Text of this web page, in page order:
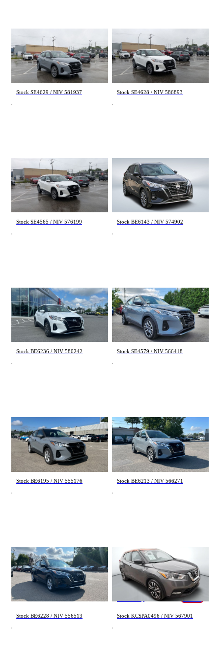
Réinitialiser
(41)
Nissan Kicks
SV 2024
34 024 km
22 895 $
Stock SE4629 / NIV 581937
Nissan Kicks
SV 2024
37 643 km
22 795 $
Stock SE4628 / NIV 586893
Nissan Kicks
SV 2024
41 987 km
22 395 $
Stock SE4565 / NIV 576199
Nissan Kicks
SV 2024
37 080 km
21 545 $
Stock BE6143 / NIV 574902
Nissan Kicks
SV 2024
12 500 km
23 595 $
Stock BE6236 / NIV 580242
Nissan Kicks
SV 2024
37 296 km
22 695 $
Stock SE4579 / NIV 566418
Nissan Kicks
S 2024
31 420 km
20 295 $
Stock BE6195 / NIV 555176
Nissan Kicks
SV 2024
20 800 km
22 995 $
Stock BE6213 / NIV 566271
Nissan Kicks
S 2024
39 847 km
19 995 $
Stock BE6228 / NIV 556513
Nissan Kicks
SV 2020
93 723 km
- 1 000 $
Stock KCSPA0496 / NIV 567901